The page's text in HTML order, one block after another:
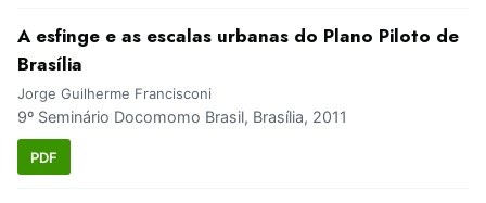
A esfinge e as escalas urbanas do Plano Piloto de
Brasília
Jorge Guilherme Francisconi
9º Seminário Docomomo Brasil, Brasília, 2011
PDF